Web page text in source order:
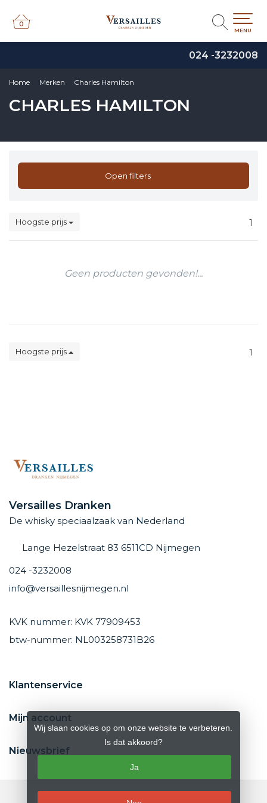
024 -3232008
0
0
MENU
Home Merken Charles Hamilton
CHARLES HAMILTON
Open filters
Hoogste prijs 1
Geen producten gevonden!...
Hoogste prijs 1
Versailles Dranken
De whisky speciaalzaak van Nederland
Lange Hezelstraat 83 6511CD Nijmegen
024 -3232008
info@versaillesnijmegen.nl
KVK nummer: KVK 77909453
btw-nummer: NL003258731B26
Klantenservice
Mijn account
Nieuwsbrief
Wij slaan cookies op om onze website te verbeteren.
Is dat akkoord?
Ja